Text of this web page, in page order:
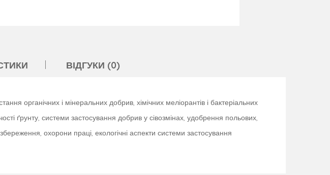
ВІДГУКИ (0)
органічних і мінеральних добрив, хімічних меліорантів і бактеріальних
ґрунту, системи застосування добрив у сівозмінах, удобрення польових,
охорони праці, екологічні аспекти системи застосування